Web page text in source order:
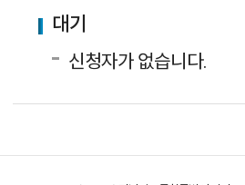
대기
신청자가 없습니다.